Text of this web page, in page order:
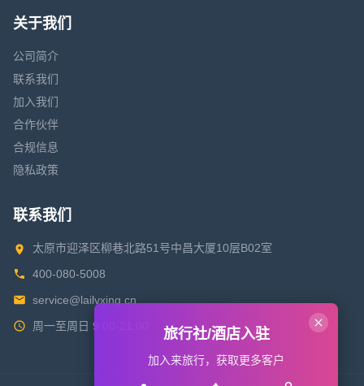
关于我们
公司简介
联系我们
加入我们
合作伙伴
合规信息
隐私政策
联系我们
太原市迎泽区柳巷北路51号中昌大厦10层B02室
400-080-5008
service@lailvxing.cn
周一至周日 9:00-21:00
旅行社/酒店入驻
加入来旅行，获取更多客户